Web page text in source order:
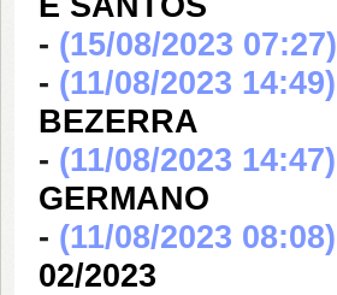
- (15/08/2023 07:27)
- (11/08/2023 14:49)
BEZERRA
- (11/08/2023 14:47)
GERMANO
- (11/08/2023 08:08)
02/2023